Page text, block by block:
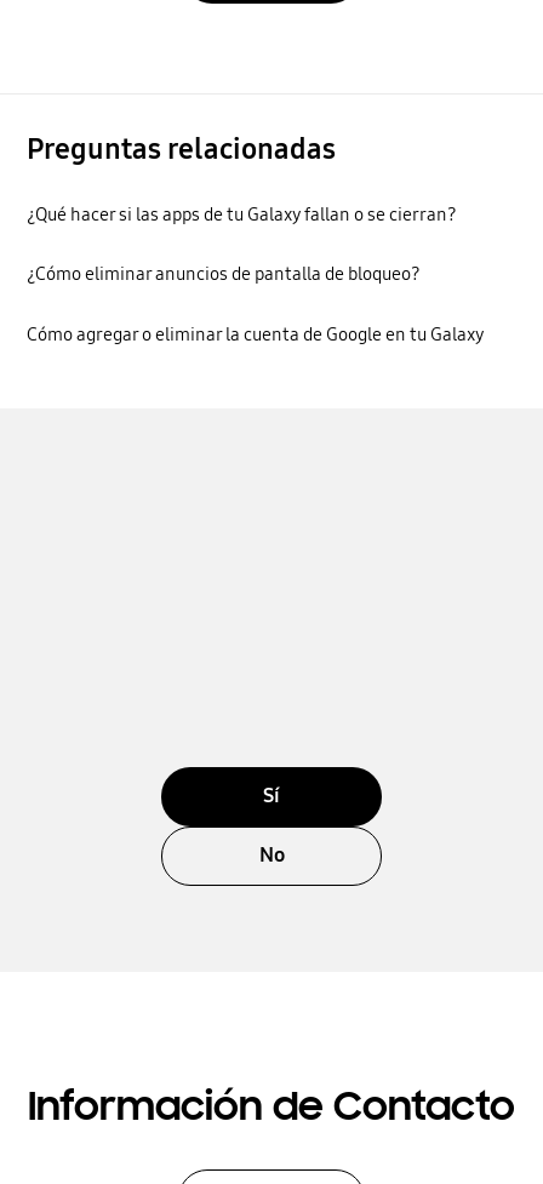
Preguntas relacionadas
¿Qué hacer si las apps de tu Galaxy fallan o se cierran?
¿Cómo eliminar anuncios de pantalla de bloqueo?
Cómo agregar o eliminar la cuenta de Google en tu Galaxy
Sí
No
Información de Contacto